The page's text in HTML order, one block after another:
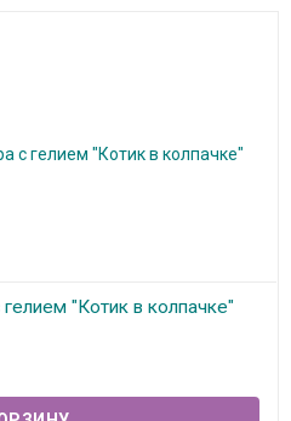
"Котик в колпачке"